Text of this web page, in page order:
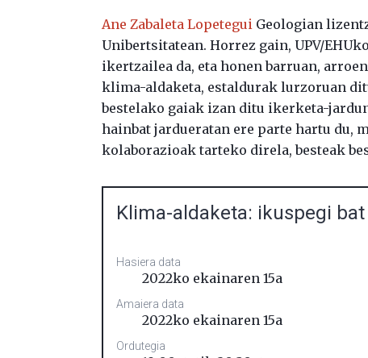
Ane Zabaleta Lopetegui Geologian
Unibertsitatean. Horrez gain, UPV/
ikertzailea da, eta honen barruan,
klima-aldaketa, estaldurak lurzoruan
bestelako gaiak izan ditu ikerketa-
hainbat jardueratan ere parte hartu du,
kolaborazioak tarteko direla, besteak
Klima-aldaketa: ikuspegi
Hasiera data
2022ko ekainaren 15a
Amaiera data
2022ko ekainaren 15a
Ordutegia